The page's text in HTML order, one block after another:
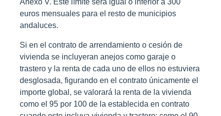
euros mensuales para el resto de municipios
andaluces.
Si en el contrato de arrendamiento o cesión de
vivienda se incluyeran anejos como garaje o
trastero y la renta de cada uno de ellos no estuviera
desglosada, figurando en el contrato únicamente el
importe global, se valorará la renta de la vivienda
como el 95 por 100 de la establecida en contrato